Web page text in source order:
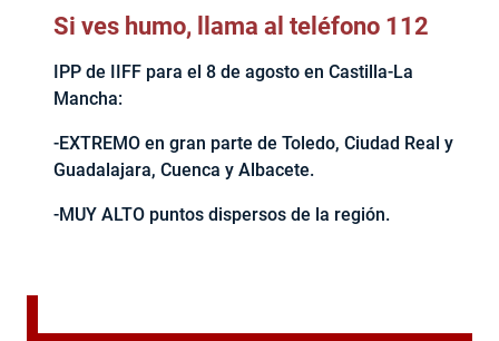
Si ves humo, llama al teléfono 112
IPP de IIFF para el 8 de agosto en Castilla-La
Mancha:
-EXTREMO en gran parte de Toledo, Ciudad Real y
Guadalajara, Cuenca y Albacete.
-MUY ALTO puntos dispersos de la región.